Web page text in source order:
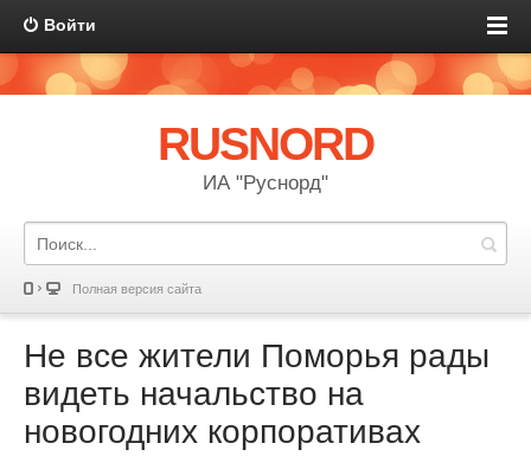
Войти
RUSNORD
ИА "Руснорд"
Полная версия сайта
Не все жители Поморья рады
видеть начальство на
новогодних корпоративах